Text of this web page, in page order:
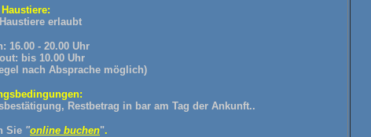
Haustiere:
erlaubt
16.00 - 20.00 Uhr
bis 10.00 Uhr
nach Absprache möglich)
Restbetrag in bar am Tag der Ankunft..
Sie "online buchen".